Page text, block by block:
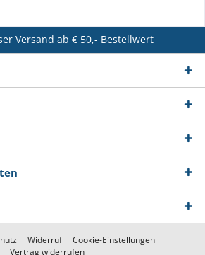
Versand ab € 50,- Bestellwert
Widerruf
Cookie-Einstellungen
Vertrag widerrufen